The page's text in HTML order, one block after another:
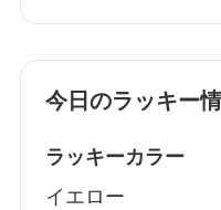
今日のラッキー
ラッキーカラー
イエロー